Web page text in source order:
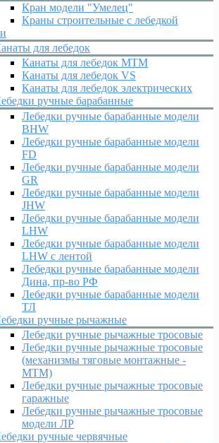
Кран модели "Умелец"
Краны строительные с лебедкой
для лебедок
Канаты для лебедок MTM
Канаты для лебедок VS
Канаты для лебедок электрических
ручные барабанные
Лебедки ручные барабанные модели
BHW
Лебедки ручные барабанные модели
FD
Лебедки ручные барабанные модели
GR
Лебедки ручные барабанные модели
JHW
Лебедки ручные барабанные модели
LHW
Лебедки ручные барабанные модели
LHW c лентой
Лебедки ручные барабанные модели
Дина, пр-во РФ
Лебедки ручные барабанные модели
ТЛ
ручные рычажные
Лебедки ручные рычажные тросовые
Лебедки ручные рычажные тросовые
(механизмы тяговые монтажные -
МТМ)
Лебедки ручные рычажные тросовые
гаражные
Лебедки ручные рычажные тросовые
модели ЛР
ручные червячные